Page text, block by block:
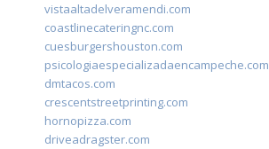
vistaaltadelveramendi.com
coastlinecateringnc.com
cuesburgershouston.com
psicologiaespecializadaencampeche.com
dmtacos.com
crescentstreetprinting.com
hornopizza.com
driveadragster.com